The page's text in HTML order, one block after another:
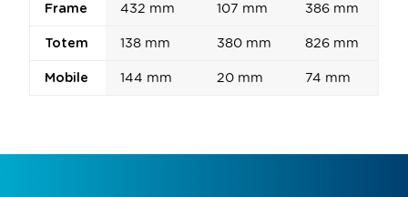
Frame 432 mm 107 mm 386 mm
Totem 138 mm 380 mm 826 mm
Mobile 144 mm 20 mm 74 mm